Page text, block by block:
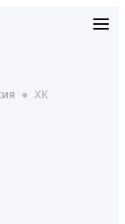
● ХК